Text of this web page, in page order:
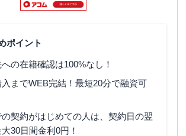
ル2階
SMBCモビット
平日：09:00-21:00
日祝：09:00-21:00
土曜：-
日祝：-
ポイント
の在籍確認は100%なし！
までWEB完結！最短20分で融資可
契約がはじめての人は、契約日の翌
30日間金利0円！